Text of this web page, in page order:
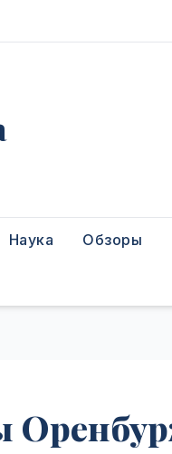
Наука Обзоры